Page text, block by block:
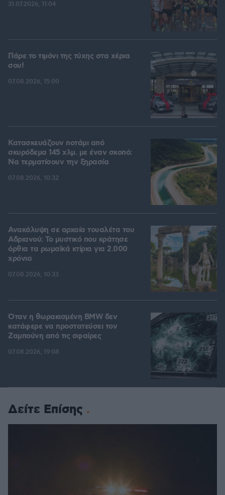
31.07.2026, 11:04
Πάρε το τιμόνι της τύχης στα χέρια
σου!
07.08.2026, 15:00
Κατασκευάζουν ποτάμι από
σκυρόδεμα 145 χλμ. με έναν σκοπό:
Να τερματίσουν την ξηρασία
07.08.2026, 10:32
Ανακάλυψη σε αρχαία τουαλέτα του
Αδριανού: Το μυστικό που κράτησε
όρθια τα ρωμαϊκά κτίρια για 2.000
χρόνια
07.08.2026, 10:33
Όταν η θωρακισμένη BMW δεν
κατάφερε να προστατεύσει τον
Ζαμπούνη από τις σφαίρες
07.08.2026, 19:08
Δείτε Επίσης